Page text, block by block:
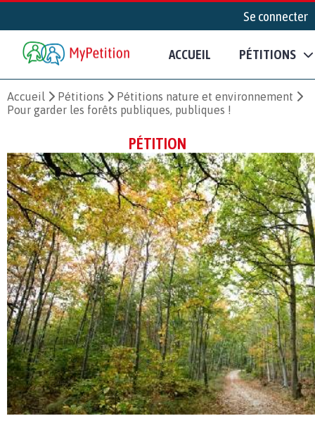
Se connecter
ACCUEIL PÉTITIONS
Accueil Pétitions
Pétitions nature et environnement
Pour garder les forêts publiques, publiques !
PÉTITION